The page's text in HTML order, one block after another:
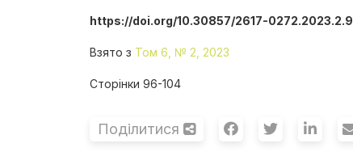
https://doi.org/10.30857/2617-0272.2023.2.9
Взято з Том 6, № 2, 2023
Сторінки 96-104
Поділитися